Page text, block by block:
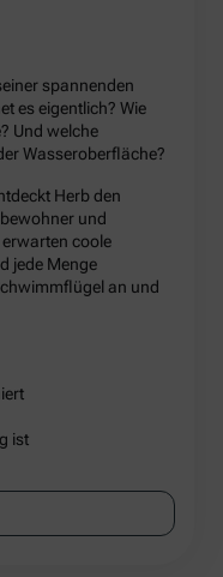
spannenden
es eigentlich? Wie
Und welche
Wasseroberfläche?
Herb den
und
coole
jede Menge
an und
ist